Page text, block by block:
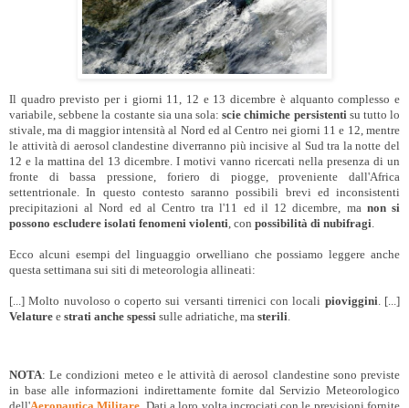
Il quadro previsto per i giorni 11, 12 e 13 dicembre è alquanto complesso e
variabile, sebbene la costante sia una sola:scie chimiche persistentisu tutto lo
stivale, ma di maggior intensità al Nord ed al Centro nei giorni 11 e 12, mentre
le attività di aerosol clandestine diverranno più incisive al Sud tra la notte del
12 e la mattina del 13 dicembre. I motivi vanno ricercati nella presenza di un
fronte di bassa pressione, foriero di piogge, proveniente dall'Africa
settentrionale. In questo contesto saranno possibili brevi ed inconsistenti
precipitazioni al Nord ed al Centro tra l'11 ed il 12 dicembre, ma non si
possono escludere isolati fenomeni violenti, con possibilità di nubifragi.
Ecco alcuni esempi del linguaggio orwelliano che possiamo leggere anche
questa settimana sui siti di meteorologia allineati:
[...] Molto nuvoloso o coperto sui versanti tirrenici con locali pioviggini. [...]
Velature e strati anche spessi sulle adriatiche, ma sterili.
NOTA: Le condizioni meteo e le attività di aerosol clandestine sono previste
in base alle informazioni indirettamente fornite dal Servizio Meteorologico